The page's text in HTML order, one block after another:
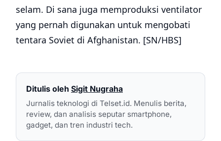
selam. Di sana juga memproduksi ventilator
yang pernah digunakan untuk mengobati
tentara Soviet di Afghanistan. [SN/HBS]
Ditulis oleh Sigit Nugraha
Jurnalis teknologi di Telset.id. Menulis berita,
review, dan analisis seputar smartphone,
gadget, dan tren industri tech.